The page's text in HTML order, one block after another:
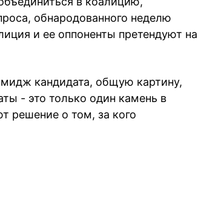
обнародованного неделю
и ее оппоненты претендуют на
кандидата, общую картину,
- это только один камень в
решение о том, за кого